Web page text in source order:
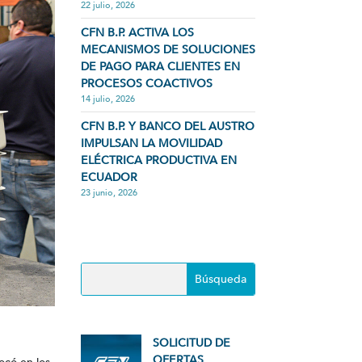
22 julio, 2026
CFN B.P. ACTIVA LOS
MECANISMOS DE SOLUCIONES
DE PAGO PARA CLIENTES EN
PROCESOS COACTIVOS
14 julio, 2026
CFN B.P. Y BANCO DEL AUSTRO
IMPULSAN LA MOVILIDAD
ELÉCTRICA PRODUCTIVA EN
ECUADOR
23 junio, 2026
SOLICITUD DE